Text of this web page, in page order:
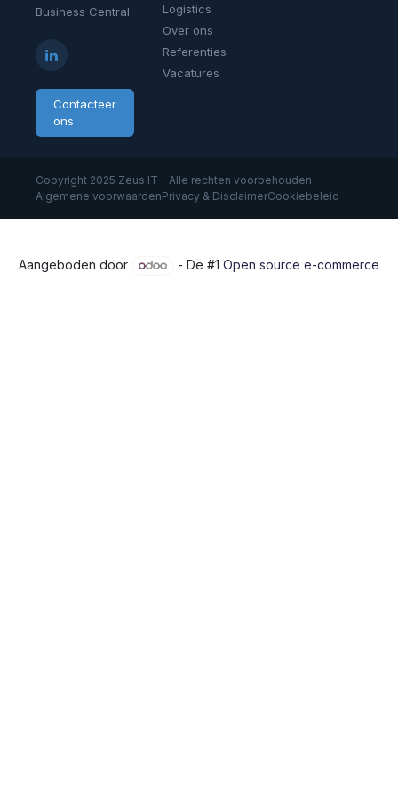
Business Central.
Contacteer
ons
Logistics
Over ons
Referenties
Vacatures
Copyright 2025 Zeus IT - Alle rechten voorbehouden
Algemene voorwaardenPrivacy & DisclaimerCookiebeleid
Aangeboden door - De #1Open source e-commerce